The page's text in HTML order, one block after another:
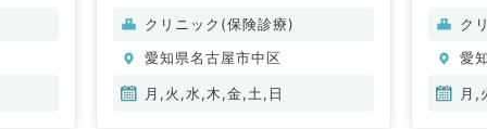
クリニック(保険診療)
愛知県名古屋市中区
月,火,水,木,金,土,日
ク
愛
月,